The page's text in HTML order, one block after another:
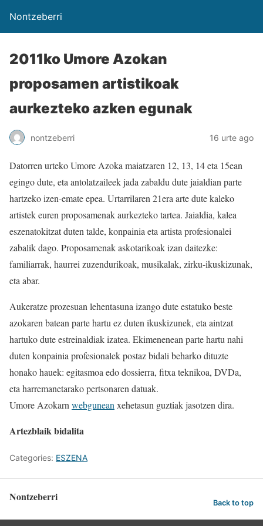
Nontzeberri
2011ko Umore Azokan
proposamen artistikoak
aurkezteko azken egunak
nontzeberri 16 urte ago
Datorren urteko Umore Azoka maiatzaren 12, 13, 14 eta 15ean
egingo dute, eta antolatzaileek jada zabaldu dute jaialdian parte
hartzeko izen-emate epea. Urtarrilaren 21era arte dute kaleko
artistek euren proposamenak aurkezteko tartea. Jaialdia, kalea
eszenatokitzat duten talde, konpainia eta artista profesionalei
zabalik dago. Proposamenak askotarikoak izan daitezke:
familiarrak, haurrei zuzendurikoak, musikalak, zirku-ikuskizunak,
eta abar.
Aukeratze prozesuan lehentasuna izango dute estatuko beste
azokaren batean parte hartu ez duten ikuskizunek, eta aintzat
hartuko dute estreinaldiak izatea. Ekimenenean parte hartu nahi
duten konpainia profesionalek postaz bidali beharko dituzte
honako hauek: egitasmoa edo dossierra, fitxa teknikoa, DVDa,
eta harremanetarako pertsonaren datuak.
Umore Azokarn webgunean xehetasun guztiak jasotzen dira.
Artezblaik bidalita
Categories: ESZENA
Nontzeberri Back to top